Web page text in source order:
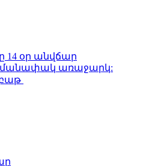
ը 14 օր անվճար
առաջարկ: